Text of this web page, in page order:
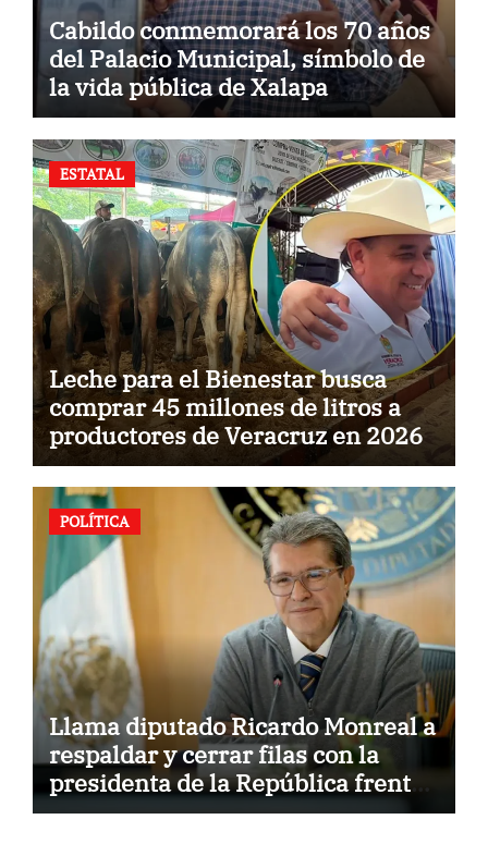
Cabildo conmemorará los 70 años
del Palacio Municipal, símbolo de
la vida pública de Xalapa
ESTATAL
Leche para el Bienestar busca
comprar 45 millones de litros a
productores de Veracruz en 2026
POLÍTICA
Llama diputado Ricardo Monreal a
respaldar y cerrar filas con la
presidenta de la República frente
a la hostilidad de políticas del